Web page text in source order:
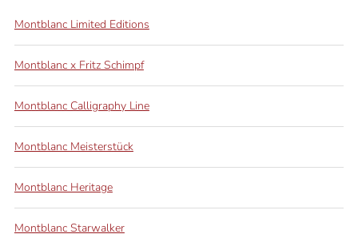
Montblanc Limited Editions
Montblanc x Fritz Schimpf
Montblanc Calligraphy Line
Montblanc Meisterstück
Montblanc Heritage
Montblanc Starwalker